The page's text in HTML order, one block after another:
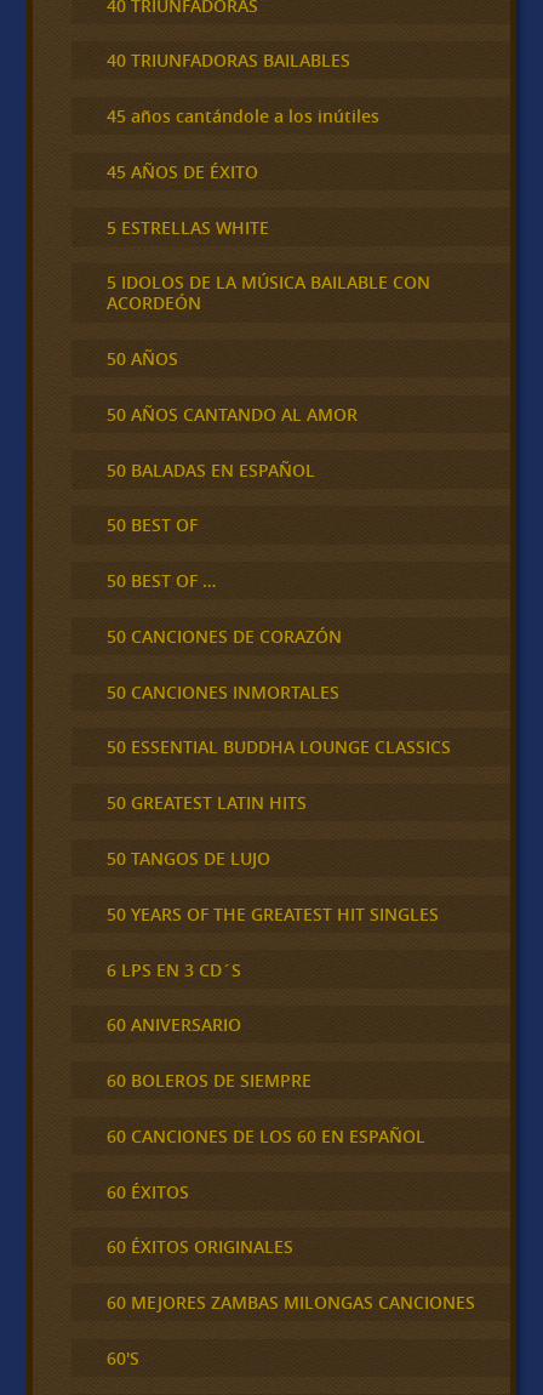
40 TRIUNFADORAS
40 TRIUNFADORAS BAILABLES
45 años cantándole a los inútiles
45 AÑOS DE ÉXITO
5 ESTRELLAS WHITE
5 IDOLOS DE LA MÚSICA BAILABLE CON
ACORDEÓN
50 AÑOS
50 AÑOS CANTANDO AL AMOR
50 BALADAS EN ESPAÑOL
50 BEST OF
50 BEST OF …
50 CANCIONES DE CORAZÓN
50 CANCIONES INMORTALES
50 ESSENTIAL BUDDHA LOUNGE CLASSICS
50 GREATEST LATIN HITS
50 TANGOS DE LUJO
50 YEARS OF THE GREATEST HIT SINGLES
6 LPS EN 3 CD´S
60 ANIVERSARIO
60 BOLEROS DE SIEMPRE
60 CANCIONES DE LOS 60 EN ESPAÑOL
60 ÉXITOS
60 ÉXITOS ORIGINALES
60 MEJORES ZAMBAS MILONGAS CANCIONES
60'S